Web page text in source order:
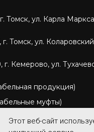
Томск, ул. Карла
Томск, ул.
Кемерово, ул.
продукция)
муфты)
Этот веб-сайт